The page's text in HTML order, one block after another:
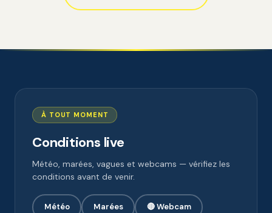
À TOUT MOMENT
Conditions live
Météo, marées, vagues et webcams — vérifiez les
conditions avant de venir.
Météo Marées 🔴 Webcam